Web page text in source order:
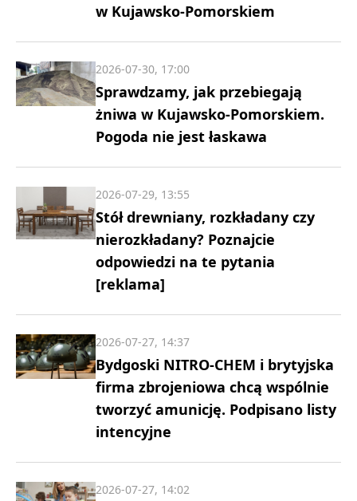
w Kujawsko-Pomorskiem
Sprawdzamy, jak przebiegają
żniwa w Kujawsko-Pomorskiem.
Pogoda nie jest łaskawa
2026-07-30, 17:00
Stół drewniany, rozkładany czy
nierozkładany? Poznajcie
odpowiedzi na te pytania
[reklama]
2026-07-29, 13:55
Bydgoski NITRO-CHEM i brytyjska
firma zbrojeniowa chcą wspólnie
tworzyć amunicję. Podpisano listy
intencyjne
2026-07-27, 14:37
2026-07-27, 14:02